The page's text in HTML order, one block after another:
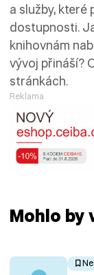
a služby, které
dostupnosti.
knihovnám
vývoj přináší?
stránkách.
Reklama
Mohlo by